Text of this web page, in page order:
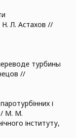
Н. Л. Астахов //
турбины
//
і
/ М. М.
інституту,